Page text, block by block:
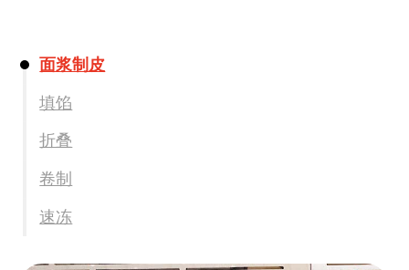
面浆制皮
填馅
折叠
卷制
速冻